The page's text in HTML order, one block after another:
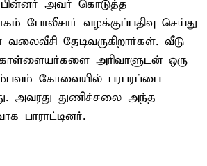
பின்னர் அவர் கொடுத்த
போலீசார் வழக்குப்பதிவு செய்து
தேடிவருகிறார்கள். வீடு
கொள்ளையர்களை அரிவாளுடன் ஒரு
கோவையில் பரபரப்பை
அவரது துணிச்சலை அந்த
பாராட்டினர்.